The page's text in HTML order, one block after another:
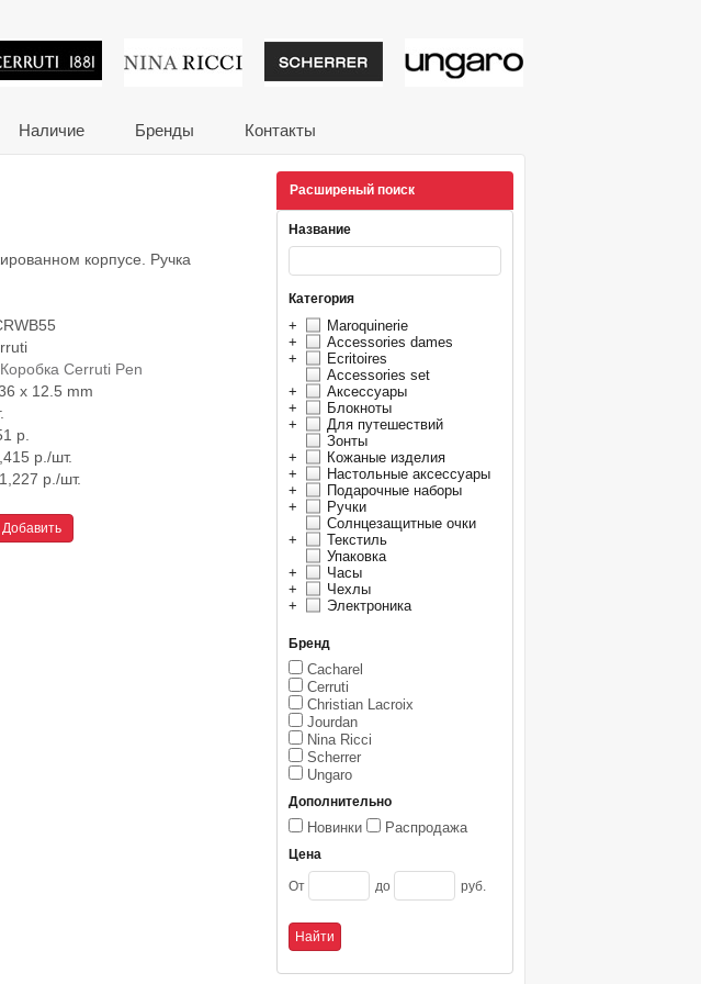
подарки от
Наличие Бренды Контакты
Расширеный поиск
Название
Категория
+
Maroquinerie
+
Accessories dames
+
Ecritoires
Accessories set
+
Аксессуары
+
Блокноты
+
Для путешествий
Зонты
+
Кожаные изделия
+
Настольные аксессуары
+
Подарочные наборы
+
Ручки
Солнцезащитные очки
+
Текстиль
Упаковка
+
Часы
+
Чехлы
+
Электроника
Бренд
Cacharel
Cerruti
Christian Lacroix
Jourdan
Nina Ricci
Scherrer
Ungaro
Дополнительно
Новинки Распродажа
Цена
От до руб.
корпусе. Ручка
Коробка Cerruti Pen
x 12.5 mm
р.
р./шт.
р./шт.